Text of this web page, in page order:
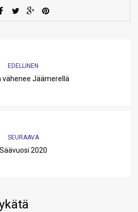
EDELLINEN
vähenee Jäämerellä
SEURAAVA
Säävuosi 2020